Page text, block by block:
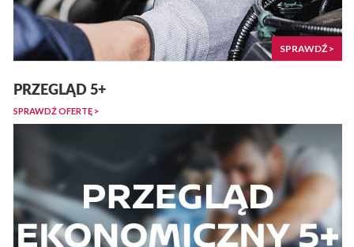
SPRAWDŹ >
PRZEGLĄD 5+
SPRAWDŹ OFERTĘ >